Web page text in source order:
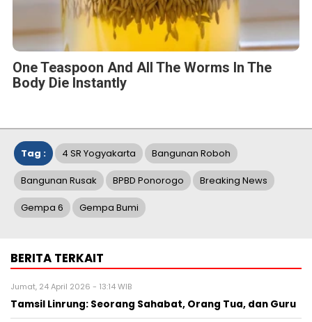
One Teaspoon And All The Worms In The
Body Die Instantly
Tag : 4 SR Yogyakarta Bangunan Roboh
Bangunan Rusak BPBD Ponorogo Breaking News
Gempa 6 Gempa Bumi
BERITA TERKAIT
Jumat, 24 April 2026 - 13:14 WIB
Tamsil Linrung: Seorang Sahabat, Orang Tua, dan Guru